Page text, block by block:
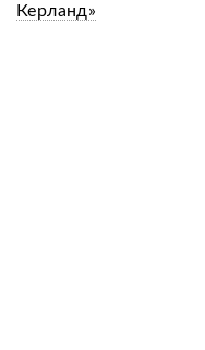
Керланд»